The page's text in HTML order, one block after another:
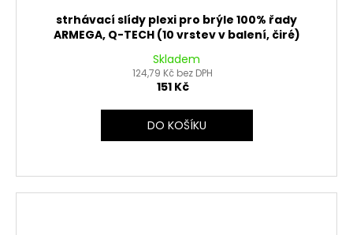
strhávací slídy plexi pro brýle 100% řady
ARMEGA, Q-TECH (10 vrstev v balení, čiré)
Skladem
124,79 Kč bez DPH
151 Kč
DO KOŠÍKU